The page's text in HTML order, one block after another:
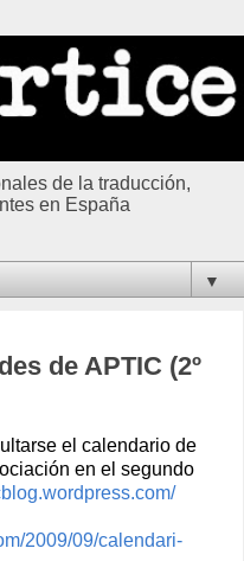
de la traducción,
en España
▼
de APTIC (2º
el calendario de
en el segundo
2009/09/calendari-